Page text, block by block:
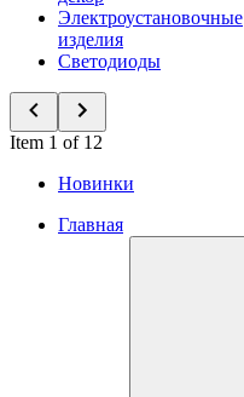
Электроустановочные
изделия
Светодиоды
Item 1 of 12
Новинки
Главная